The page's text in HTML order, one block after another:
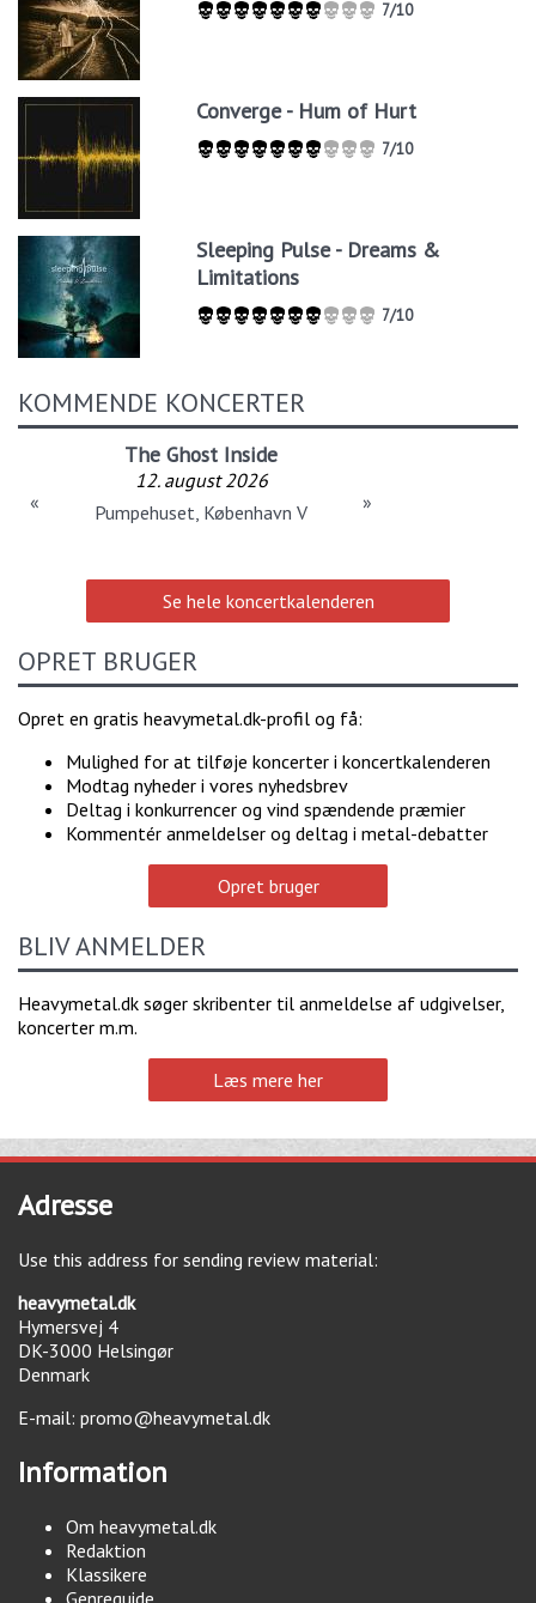
7/10
Converge - Hum of Hurt
7/10
Sleeping Pulse - Dreams &
Limitations
7/10
KOMMENDE KONCERTER
The Ghost Inside
12. august 2026
Pumpehuset, København V
« »
Se hele koncertkalenderen
OPRET BRUGER
Opret en gratis heavymetal.dk-profil og få:
Mulighed for at tilføje koncerter i koncertkalenderen
Modtag nyheder i vores nyhedsbrev
Deltag i konkurrencer og vind spændende præmier
Kommentér anmeldelser og deltag i metal-debatter
Opret bruger
BLIV ANMELDER
Heavymetal.dk søger skribenter til anmeldelse af udgivelser,
koncerter m.m.
Læs mere her
Adresse
Use this address for sending review material:
heavymetal.dk
Hymersvej 4
DK-3000 Helsingør
Denmark
E-mail: promo@heavymetal.dk
Information
Om heavymetal.dk
Redaktion
Klassikere
Genreguide